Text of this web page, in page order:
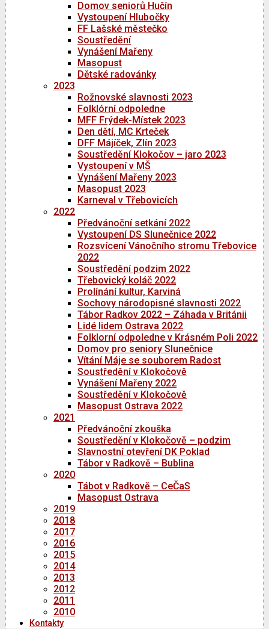
Domov seniorů Hučín
Vystoupení Hlubočky
FF Lašské městečko
Soustředění
Vynášení Mařeny
Masopust
Dětské radovánky
2023
Rožnovské slavnosti 2023
Folklórní odpoledne
MFF Frýdek-Místek 2023
Den dětí, MC Krteček
DFF Májíček, Zlín 2023
Soustředění Klokočov – jaro 2023
Vystoupení v MŠ
Vynášení Mařeny 2023
Masopust 2023
Karneval v Třebovicích
2022
Předvánoční setkání 2022
Vystoupení DS Slunečnice 2022
Rozsvícení Vánočního stromu Třebovice
2022
Soustředění podzim 2022
Třebovický koláč 2022
Prolínání kultur, Karviná
Sochovy národopisné slavnosti 2022
Tábor Radkov 2022 – Záhada v Británii
Lidé lidem Ostrava 2022
Folklorní odpoledne v Krásném Poli 2022
Domov pro seniory Slunečnice
Vítání Máje se souborem Radost
Soustředění v Klokočově
Vynášení Mařeny 2022
Soustředění v Klokočově
Masopust Ostrava 2022
2021
Předvánoční zkouška
Soustředění v Klokočově – podzim
Slavnostní otevření DK Poklad
Tábor v Radkově – Bublina
2020
Tábot v Radkově – CeČaS
Masopust Ostrava
2019
2018
2017
2016
2015
2014
2013
2012
2011
2010
Kontakty